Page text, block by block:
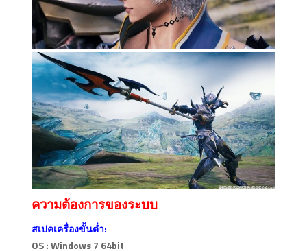
ความต้องการของระบบ
สเปคเครื่องขั้นต่ำ:
OS : Windows 7 64bit